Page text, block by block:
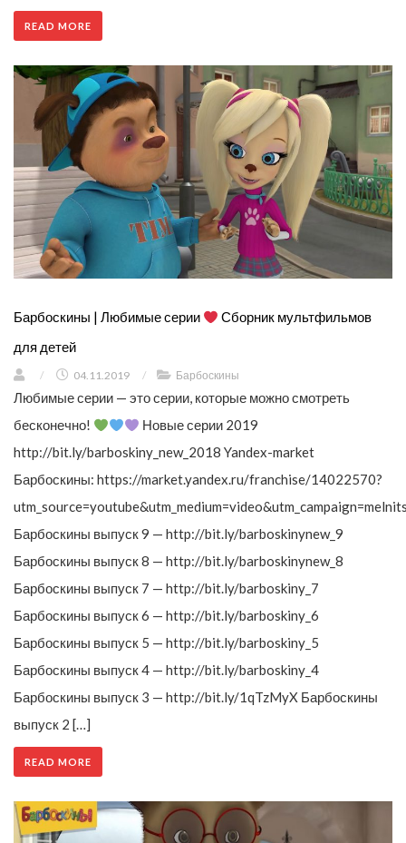
READ MORE
Барбоскины | Любимые серии
Сборник мультфильмов
для детей
/ 04.11.2019 / Барбоскины
Любимые серии — это серии, которые можно смотреть
бесконечно!
Новые серии 2019
http://bit.ly/barboskiny_new_2018 Yandex-market
Барбоскины: https://market.yandex.ru/franchise/14022570?
Барбоскины выпуск 9 — http://bit.ly/barboskinynew_9
Барбоскины выпуск 8 — http://bit.ly/barboskinynew_8
Барбоскины выпуск 7 — http://bit.ly/barboskiny_7
Барбоскины выпуск 6 — http://bit.ly/barboskiny_6
Барбоскины выпуск 5 — http://bit.ly/barboskiny_5
Барбоскины выпуск 4 — http://bit.ly/barboskiny_4
Барбоскины выпуск 3 — http://bit.ly/1qTzMyX Барбоскины
выпуск 2 […]
READ MORE